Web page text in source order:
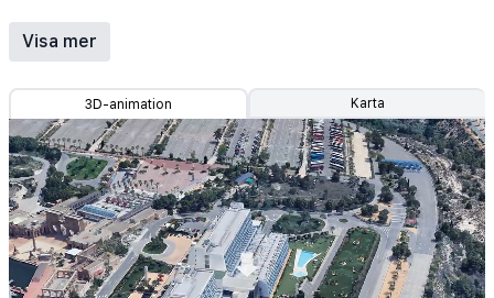
Rymliga rum på Grand Luxor Hotel har modern
inredning, bekväma sängar, luftkonditionering,
platt-TV och gratis Wi-Fi. Många rum erbjuder
privata balkonger med utsikt över havet eller de
frodiga hotellträdgårdarna. Familjerum och sviter
finns tillgängliga för dem som söker extra
utrymme och bekvämlighet under sin vistelse.
Hotellet har en stor utomhuspool, ett välutrustat
Visa mer
3D-animation Karta